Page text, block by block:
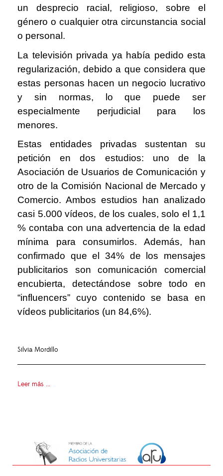
un desprecio racial, religioso, sobre el
género o cualquier otra circunstancia social
o personal.
La televisión privada ya había pedido esta
regularización, debido a que considera que
estas personas hacen un negocio lucrativo
y sin normas, lo que puede ser
especialmente perjudicial para los
menores.
Estas entidades privadas sustentan su
petición en dos estudios: uno de la
Asociación de Usuarios de Comunicación y
otro de la Comisión Nacional de Mercado y
Comercio. Ambos estudios han analizado
casi 5.000 vídeos, de los cuales, solo el 1,1
% contaba con una advertencia de la edad
mínima para consumirlos. Además, han
confirmado que el 34% de los mensajes
publicitarios son comunicación comercial
encubierta, detectándose sobre todo en
“influencers” cuyo contenido se basa en
vídeos publicitarios (un 84,6%).
Silvia Mordillo
Leer más ...